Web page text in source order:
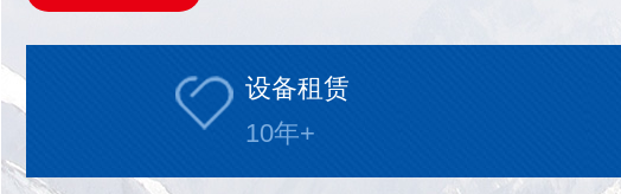
设备租赁
10年+